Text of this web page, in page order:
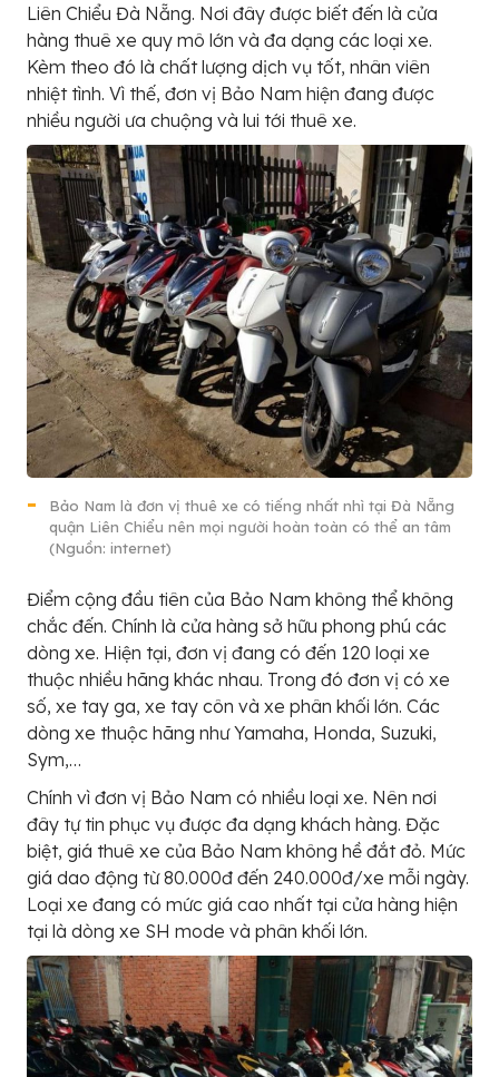
Liên Chiểu Đà Nẵng. Nơi đây được biết đến là cửa
hàng thuê xe quy mô lớn và đa dạng các loại xe.
Kèm theo đó là chất lượng dịch vụ tốt, nhân viên
nhiệt tình. Vì thế, đơn vị Bảo Nam hiện đang được
nhiều người ưa chuộng và lui tới thuê xe.
Bảo Nam là đơn vị thuê xe có tiếng nhất nhì tại Đà Nẵng
quận Liên Chiểu nên mọi người hoàn toàn có thể an tâm
(Nguồn: internet)
Điểm cộng đầu tiên của Bảo Nam không thể không
chắc đến. Chính là cửa hàng sở hữu phong phú các
dòng xe. Hiện tại, đơn vị đang có đến 120 loại xe
thuộc nhiều hãng khác nhau. Trong đó đơn vị có xe
số, xe tay ga, xe tay côn và xe phân khối lớn. Các
dòng xe thuộc hãng như Yamaha, Honda, Suzuki,
Sym,…
Chính vì đơn vị Bảo Nam có nhiều loại xe. Nên nơi
đây tự tin phục vụ được đa dạng khách hàng. Đặc
biệt, giá thuê xe của Bảo Nam không hề đắt đỏ. Mức
giá dao động từ 80.000đ đến 240.000đ/xe mỗi ngày.
Loại xe đang có mức giá cao nhất tại cửa hàng hiện
tại là dòng xe SH mode và phân khối lớn.